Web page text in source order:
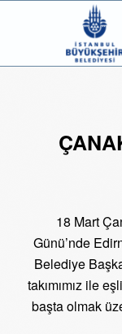
18 Mart
Günü’nde
Belediye
takımımız ile
başta olmak